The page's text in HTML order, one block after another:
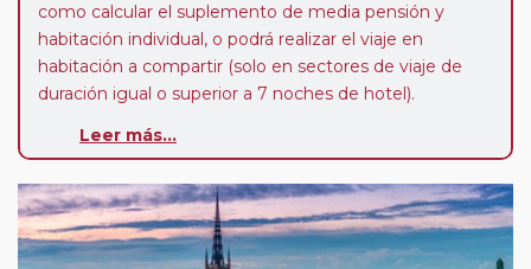
como calcular el suplemento de media pensión y
habitación individual, o podrá realizar el viaje en
habitación a compartir (solo en sectores de viaje de
duración igual o superior a 7 noches de hotel).
Paradas en Ruta:
su viaje, en la ciudad que desee por período de 1, 3, 4 o
7 noches según circuito y fechas de salida. Es
fundamental que el circuito tenga salida posterior a la
Leer más...